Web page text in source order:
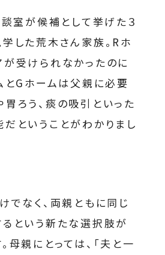
談室が候補として挙げた３
した荒木さん家族。Rホ
受けられなかったのに
とGホームは父親に必要
ろう、痰の吸引といった
ということがわかりまし
でなく、両親ともに同じ
という新たな選択肢が
母親にとっては、「夫と一